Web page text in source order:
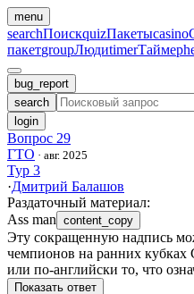
menu
searchПоискquizПакетыcasino
пакетgroupЛюдиtimerТаймер
bug_report
search
login
Вопрос 29
ГТО · авг. 2025
Тур 3
·Дмитрий Балашов
Раздаточный материал:
Аss man content_copy
Эту сокращенную надпись
чемпионов на ранних
или по-английски то, что
Показать ответ